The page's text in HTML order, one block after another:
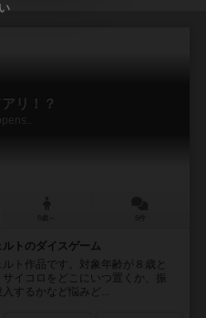
リ！？
トのダイスゲーム
ト作品です。対象年齢が８歳と
イコロをどこにいつ置くか、振
するかなど悩みど...